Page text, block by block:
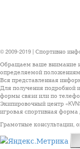
© 2009-2019 | Спортивно
Обращаем ваше внимание
определяемой
Вся представленная
Для получения подробной
формы связи или по
Экипировочный центр
игровая спортивная
Грамотные консультации,